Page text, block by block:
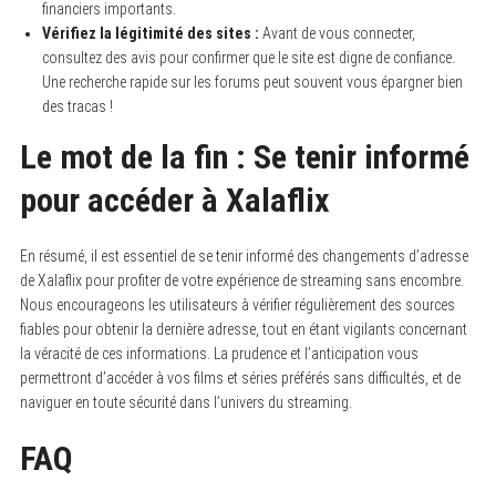
financiers importants.
Vérifiez la légitimité des sites : Avant de vous connecter,
consultez des avis pour confirmer que le site est digne de confiance.
Une recherche rapide sur les forums peut souvent vous épargner bien
des tracas !
Le mot de la fin : Se tenir informé
pour accéder à Xalaflix
En résumé, il est essentiel de se tenir informé des changements d’adresse
de Xalaflix pour profiter de votre expérience de streaming sans encombre.
Nous encourageons les utilisateurs à vérifier régulièrement des sources
fiables pour obtenir la dernière adresse, tout en étant vigilants concernant
la véracité de ces informations. La prudence et l’anticipation vous
permettront d’accéder à vos films et séries préférés sans difficultés, et de
naviguer en toute sécurité dans l’univers du streaming.
FAQ